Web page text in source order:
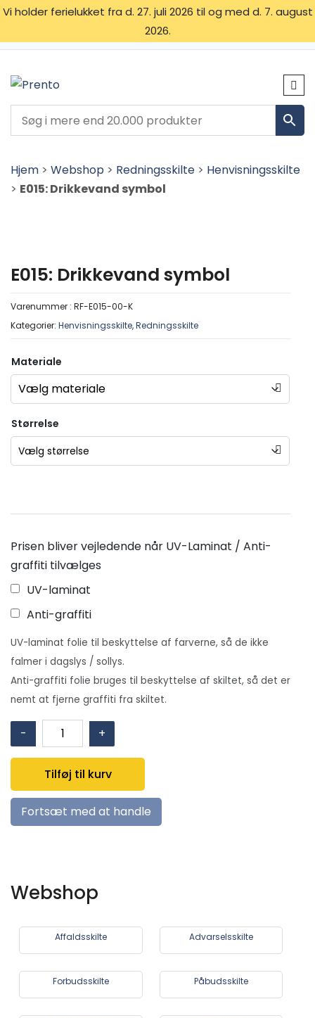
Vi holder ferielukket fra d. 27. juli 2026 til og med d. 7. august
2026.
OM OS
Hjem > Webshop > Redningsskilte > Henvisningsskilte
> E015: Drikkevand symbol
E015: Drikkevand symbol
Varenummer : RF-E015-00-K
Kategorier: Henvisningsskilte,Redningsskilte
Materiale
Størrelse
Prisen bliver vejledende når UV-Laminat / Anti-
graffiti tilvælges
UV-laminat
Anti-graffiti
UV-laminat folie til beskyttelse af farverne, så de ikke
falmer i dagslys / sollys.
Anti-graffiti folie bruges til beskyttelse af skiltet, så det er
nemt at fjerne graffiti fra skiltet.
-
E015:
Drikkevand
symbol
+
Tilføj til kurv
Fortsæt med at handle
Webshop
Affaldsskilte Advarselsskilte
Forbudsskilte Påbudsskilte